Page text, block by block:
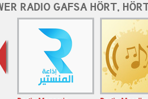
RADIO GAFSA HÖRT,